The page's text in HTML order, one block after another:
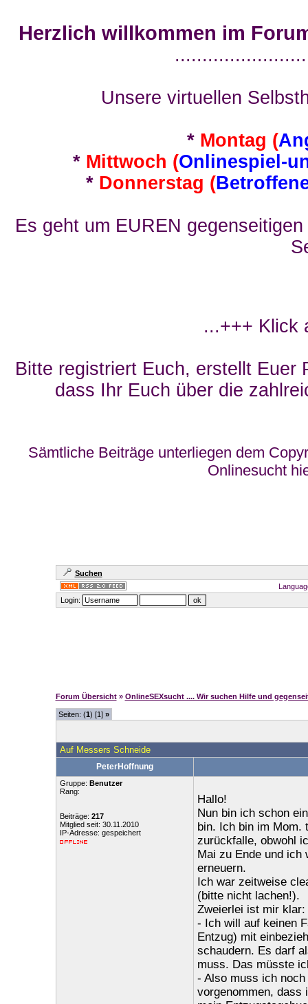
Herzlich willkommen im
Unsere virtuellen
* Montag (
* Mittwoch (Onlinespiel-
* Donnerstag (
Es geht um EUREN
...+++ Klick
Bitte registriert Euch, erstellt Euer
dass Ihr Euch über die
Sämtliche Beiträge unterliegen dem
Onlinesucht
Suchen
Login:
Forum Übersicht » OnlineSEXsucht .... Wir suchen Hilfe und
Seiten: (1) [1] »
Auf Messers Schneide
PeterHoffnung
Gruppe: Benutzer
Rang:
Beiträge: 217
Mitglied seit: 30.11.2010
IP-Adresse: gespeichert
Hallo!
Nun bin ich schon
bin. Ich bin im Mom.
zurückfalle, obwohl
Mai zu Ende und ich
erneuern.
Ich war zeitweise
(bitte nicht lachen!).
Zweierlei ist mir klar:
- Ich will auf keinen
Entzug) mit
schaudern. Es darf
muss. Das müsste
- Also muss ich
vorgenommen, dass